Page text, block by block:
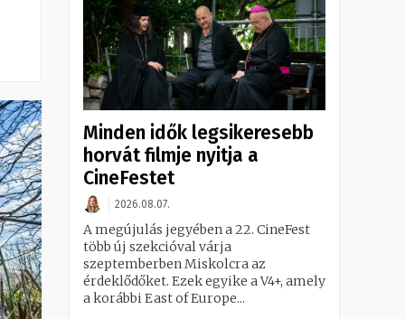
Minden idők legsikeresebb
horvát filmje nyitja a
CineFestet
2026.08.07.
A megújulás jegyében a 22. CineFest
több új szekcióval várja
szeptemberben Miskolcra az
érdeklődőket. Ezek egyike a V4+, amely
a korábbi East of Europe...